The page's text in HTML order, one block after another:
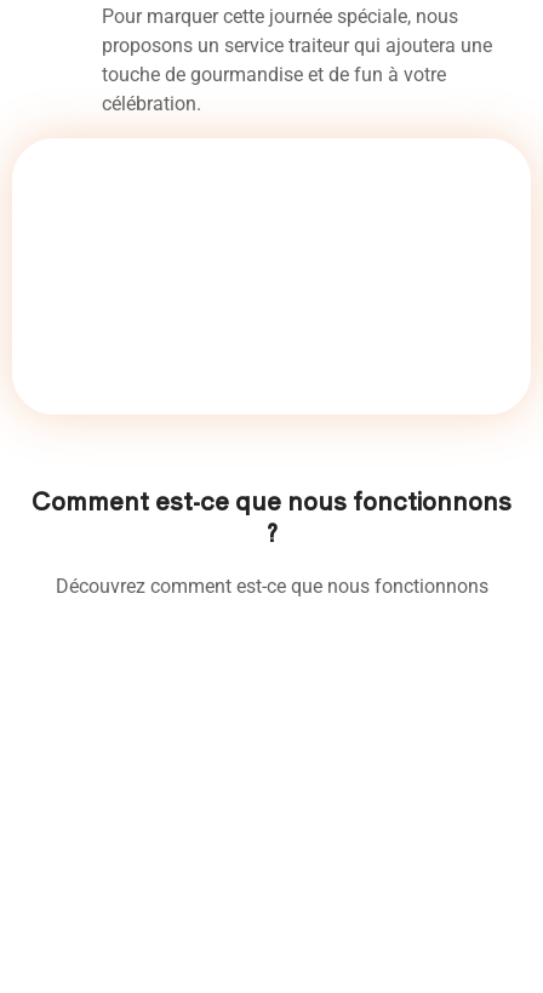
Pour marquer cette journée spéciale, nous
proposons un service traiteur qui ajoutera une
touche de gourmandise et de fun à votre
célébration.
Comment est-ce que nous fonctionnons
?
Découvrez comment est-ce que nous fonctionnons